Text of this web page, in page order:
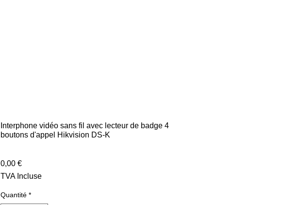
Interphone vidéo sans fil avec lecteur de badge 4
boutons d'appel Hikvision DS-K
0,00 €Prix
TVA Incluse
Quantité *